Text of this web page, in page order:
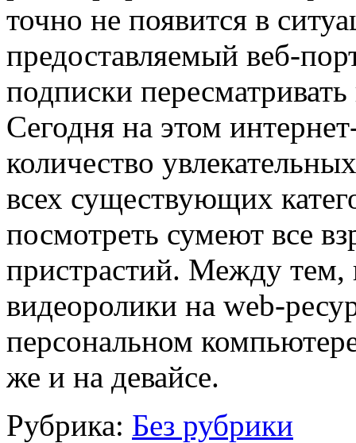
точно не появится в
предоставляемый веб-
подписки
Сегодня на этом
количество
всех существующих
посмотреть сумеют все
пристрастий. Между тем,
видеоролики на web-
персональном
же и на девайсе.
Рубрика: Без рубрики